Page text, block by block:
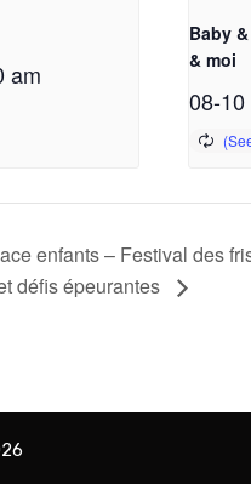
am
Baby
& moi
08-10
enfants – Festival des
défis épeurantes